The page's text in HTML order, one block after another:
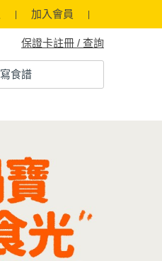
加入會員
保證卡註冊 / 查詢
寫食譜